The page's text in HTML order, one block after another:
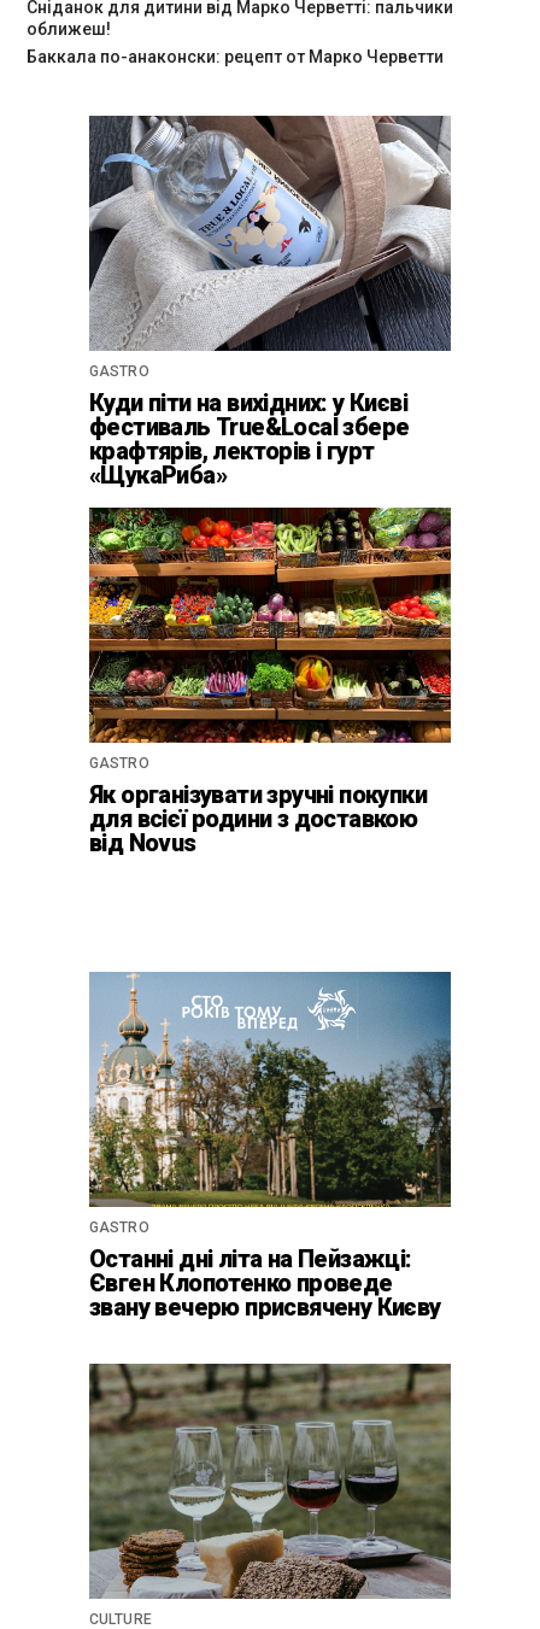
Сніданок для дитини від Марко Черветті: пальчики
оближеш!
Баккала по-анаконски: рецепт от Марко Черветти
GASTRO
Куди піти на вихідних: у Києві
фестиваль True&Local збере
крафтярів, лекторів і гурт
«ЩукаРиба»
GASTRO
Як організувати зручні покупки
для всієї родини з доставкою
від Novus
GASTRO
Останні дні літа на Пейзажці:
Євген Клопотенко проведе
звану вечерю присвячену Києву
CULTURE